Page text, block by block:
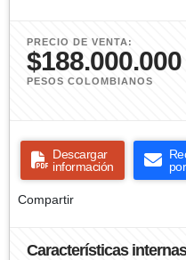
PRECIO DE VENTA:
$188.000.000
PESOS COLOMBIANOS
Descargar
información
Compartir
Características internas